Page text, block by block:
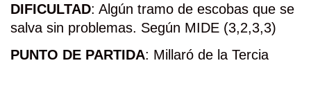
DIFICULTAD: Algún tramo de escobas que se
salva sin problemas. Según MIDE (3,2,3,3)
PUNTO DE PARTIDA: Millaró de la Tercia